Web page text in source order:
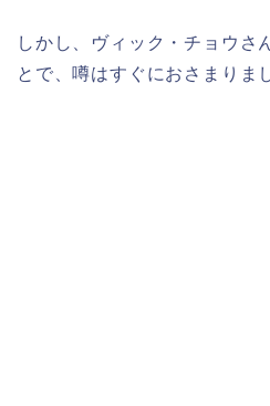
しかし、ヴィック・チョウさ
とで、噂はすぐにおさまりま